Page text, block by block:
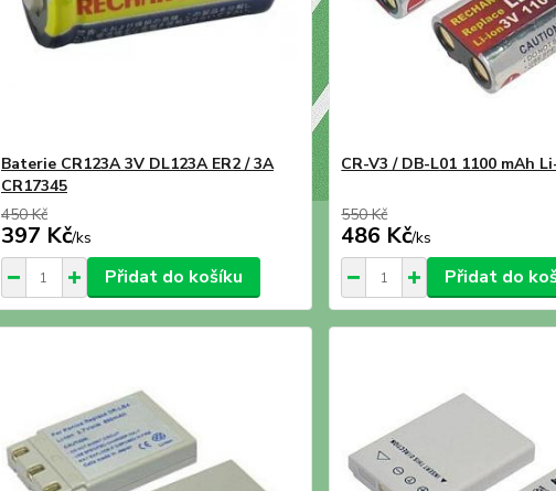
Baterie CR123A 3V DL123A ER2 / 3A
CR17345
450 Kč
397 Kč/ks
Přidat do košíku
CR-V3 / DB-L01 1100 mAh
550 Kč
486 Kč/ks
Přidat do